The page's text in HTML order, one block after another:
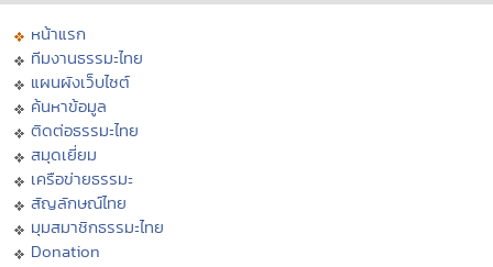
หน้าแรก
ทีมงานธรรมะไทย
แผนผังเว็บไซต์
ค้นหาข้อมูล
ติดต่อธรรมะไทย
สมุดเยี่ยม
เครือข่ายธรรมะ
สัญลักษณ์ไทย
มุมสมาชิกธรรมะไทย
Donation